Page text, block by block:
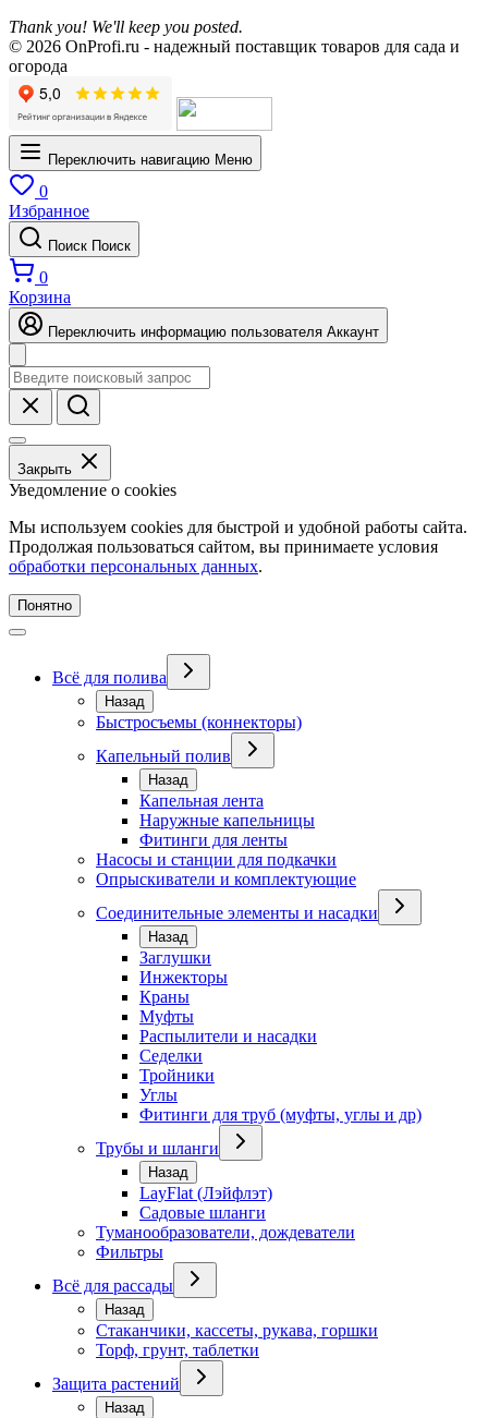
Thank you! We'll keep you posted.
© 2026 OnProfi.ru - надежный поставщик товаров для сада и
огорода
Переключить навигацию Меню
0
Избранное
Поиск Поиск
0
Корзина
Переключить информацию пользователя Аккаунт
Закрыть
Уведомление о cookies
Мы используем cookies для быстрой и удобной работы сайта.
Продолжая пользоваться сайтом, вы принимаете условия
обработки персональных данных.
Понятно
Всё для полива
Назад
Быстросъемы (коннекторы)
Капельный полив
Назад
Капельная лента
Наружные капельницы
Фитинги для ленты
Насосы и станции для подкачки
Опрыскиватели и комплектующие
Соединительные элементы и насадки
Назад
Заглушки
Инжекторы
Краны
Муфты
Распылители и насадки
Седелки
Тройники
Углы
Фитинги для труб (муфты, углы и др)
Трубы и шланги
Назад
LayFlat (Лэйфлэт)
Садовые шланги
Туманообразователи, дождеватели
Фильтры
Всё для рассады
Назад
Стаканчики, кассеты, рукава, горшки
Торф, грунт, таблетки
Защита растений
Назад